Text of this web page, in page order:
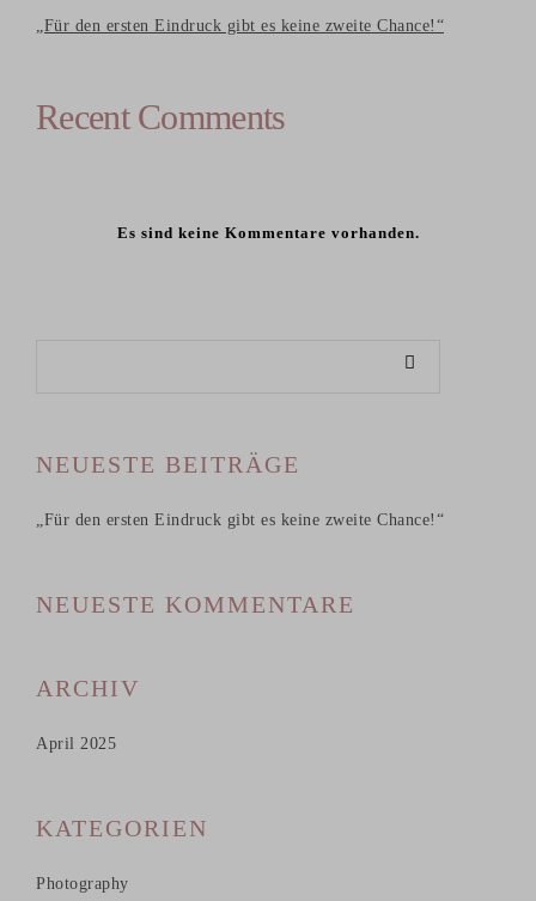
„Für den ersten Eindruck gibt es keine zweite Chance!“
Recent Comments
Es sind keine Kommentare vorhanden.
NEUESTE BEITRÄGE
„Für den ersten Eindruck gibt es keine zweite Chance!“
NEUESTE KOMMENTARE
ARCHIV
April 2025
KATEGORIEN
Photography